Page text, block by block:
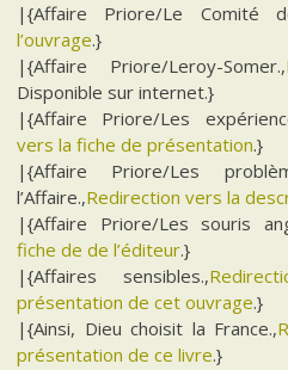
|{Affaire Priore/Le Comité
l’ouvrage.}
|{Affaire Priore/Leroy-Somer.,
Disponible sur internet.}
|{Affaire Priore/Les
vers la fiche de présentation.}
|{Affaire Priore/Les
l’Affaire.,Redirection vers la
|{Affaire Priore/Les souris
fiche de de l’éditeur.}
|{Affaires sensibles.,
présentation de cet ouvrage.}
|{Ainsi, Dieu choisit la France.,
présentation de ce livre.}